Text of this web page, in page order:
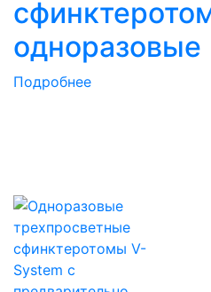
одноразовые
Подробнее